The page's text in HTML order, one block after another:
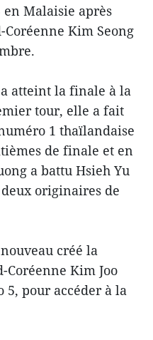
Malaisie après
Kim Seong
atteint la finale à la
tour, elle a fait
1 thaïlandaise
de finale et en
a battu Hsieh Yu
originaires de
créé la
Coréenne Kim Joo
5, pour accéder à la